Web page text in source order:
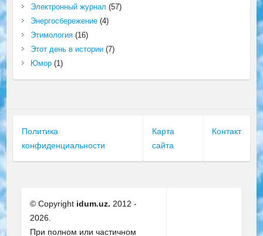
Электронный журнал (57)
Энергосбережение(4)
Этимология(16)
Этот день в истории(7)
Юмор(1)
Политика
конфиденциальности
Карта
сайта
Контакт
© Copyright idum.uz. 2012 -
2026.
При полном или частичном